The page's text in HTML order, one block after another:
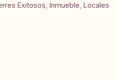
Exitosos Inmueble Locales